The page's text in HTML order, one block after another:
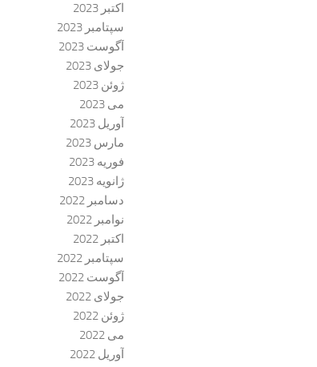
اکتبر 2023
سپتامبر 2023
آگوست 2023
جولای 2023
ژوئن 2023
می 2023
آوریل 2023
مارس 2023
فوریه 2023
ژانویه 2023
دسامبر 2022
نوامبر 2022
اکتبر 2022
سپتامبر 2022
آگوست 2022
جولای 2022
ژوئن 2022
می 2022
آوریل 2022